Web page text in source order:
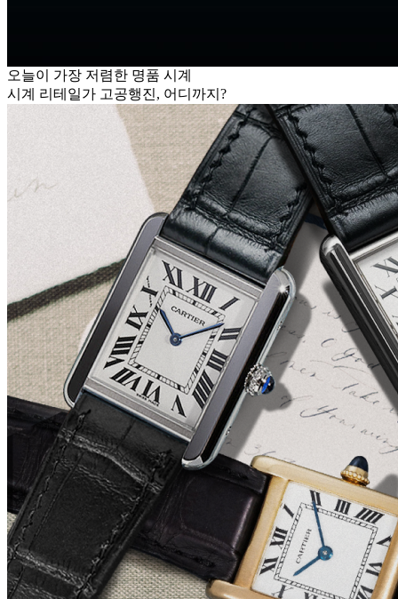
오늘이 가장 저렴한 명품 시계
시계 리테일가 고공행진, 어디까지?